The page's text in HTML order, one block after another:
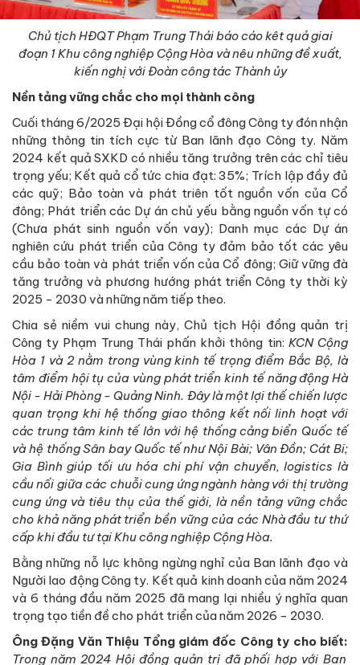
Chủ tịch HĐQT Phạm Trung Thái báo cáo kêt quả giai
đoạn 1 Khu công nghiệp Cộng Hòa và nêu những đề xuất,
kiến nghị với Đoàn công tác Thành ủy
Nền tảng vững chắc cho mọi thành công
Cuối tháng 6/2025 Đại hội Đồng cổ đông Công ty đón nhận
những thông tin tích cực từ Ban lãnh đạo Công ty. Năm
2024 kết quả SXKD có nhiều tăng trưởng trên các chỉ tiêu
trọng yếu; Kết quả cổ tức chia đạt: 35%; Trích lập đầy đủ
các quỹ; Bảo toàn và phát triên tốt nguồn vốn của Cổ
đông; Phát triển các Dự án chủ yếu bằng nguồn vốn tự có
(Chưa phát sinh nguồn vốn vay); Danh mục các Dự án
nghiên cứu phát triển của Công ty đảm bảo tốt các yêu
cầu bảo toàn và phát triển vốn của Cổ đông; Giữ vững đà
tăng trưởng và phương hướng phát triển Công ty thời kỳ
2025 - 2030 và những năm tiếp theo.
Chia sẻ niềm vui chung này, Chủ tịch Hội đồng quản trị
Công ty Phạm Trung Thái phấn khởi thông tin: KCN Cộng
Hòa 1 và 2 nằm trong vùng kinh tế trọng điểm Bắc Bộ, là
tâm điểm hội tụ của vùng phát triển kinh tế năng động Hà
Nội - Hải Phòng - Quảng Ninh. Đây là một lợi thế chiến lược
quan trọng khi hệ thống giao thông kết nối linh hoạt với
các trung tâm kinh tế lớn với hệ thống cảng biển Quốc tế
và hệ thống Sân bay Quốc tế như Nội Bài; Vân Đồn; Cát Bi;
Gia Bình giúp tối ưu hóa chi phí vận chuyển, logistics là
cầu nối giữa các chuỗi cung ứng ngành hàng với thị trường
cung ứng và tiêu thụ của thế giới, là nền tảng vững chắc
cho khả năng phát triển bền vững của các Nhà đầu tư thứ
cấp khi đầu tư tại Khu công nghiệp Cộng Hòa.
Bằng những nỗ lực không ngừng nghỉ của Ban lãnh đạo và
Người lao động Công ty. Kết quả kinh doanh của năm 2024
và 6 tháng đầu năm 2025 đã mang lại nhiều ý nghĩa quan
trọng tạo tiền đề cho phát triển của năm 2026 - 2030.
Ông Đặng Văn Thiệu Tổng giám đốc Công ty cho biết:
Trong năm 2024 Hội đồng quản trị đã phối hợp với Ban